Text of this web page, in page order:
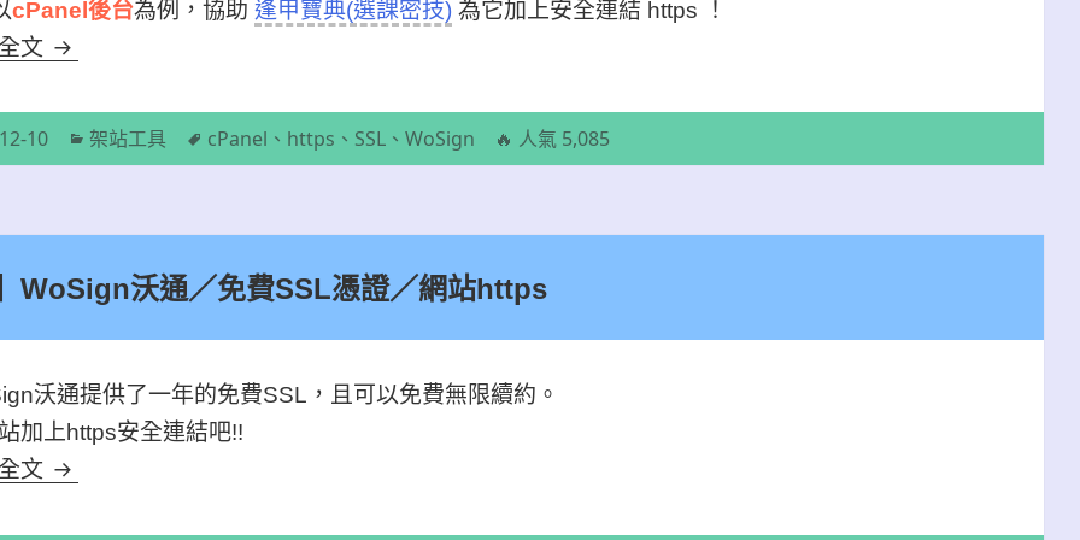
cPanel後台為例，協助 逢甲寶典(選課密技) 為它加上安全連結 https ！
文 【教學】用cPanel後台安裝 SSL憑證 ／ 網站https
10
分
類
架站工具
標
籤
cPanel 、 https 、 SSL 、WoSign 🔥 人氣 5,085
WoSign沃通／免費SSL憑證／網站https
沃通提供了一年的免費SSL，且可以免費無限續約。
加上https安全連結吧!!
文 【教學】WoSign沃通／免費SSL憑證／網站https